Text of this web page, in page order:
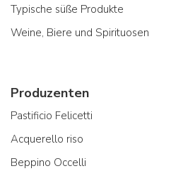
Typische süße Produkte
Weine, Biere und Spirituosen
Produzenten
Pastificio Felicetti
Acquerello riso
Beppino Occelli